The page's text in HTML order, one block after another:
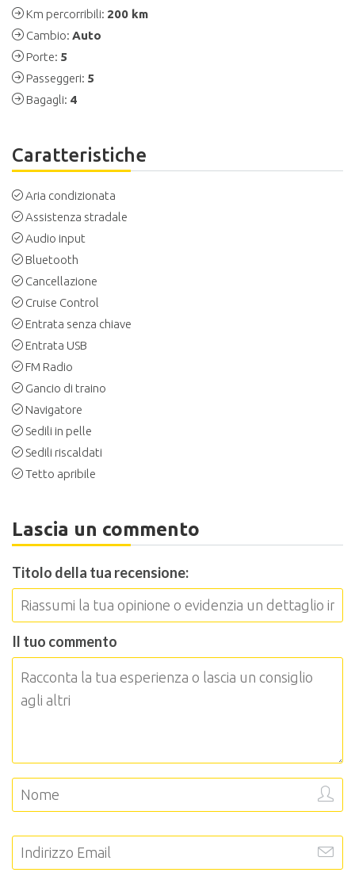
Km percorribili: 200 km
Cambio: Auto
Porte: 5
Passeggeri: 5
Bagagli: 4
Caratteristiche
Aria condizionata
Assistenza stradale
Audio input
Bluetooth
Cancellazione
Cruise Control
Entrata senza chiave
Entrata USB
FM Radio
Gancio di traino
Navigatore
Sedili in pelle
Sedili riscaldati
Tetto apribile
Lascia un commento
Titolo della tua recensione:
Il tuo commento